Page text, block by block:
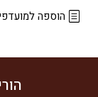
של
הוספה